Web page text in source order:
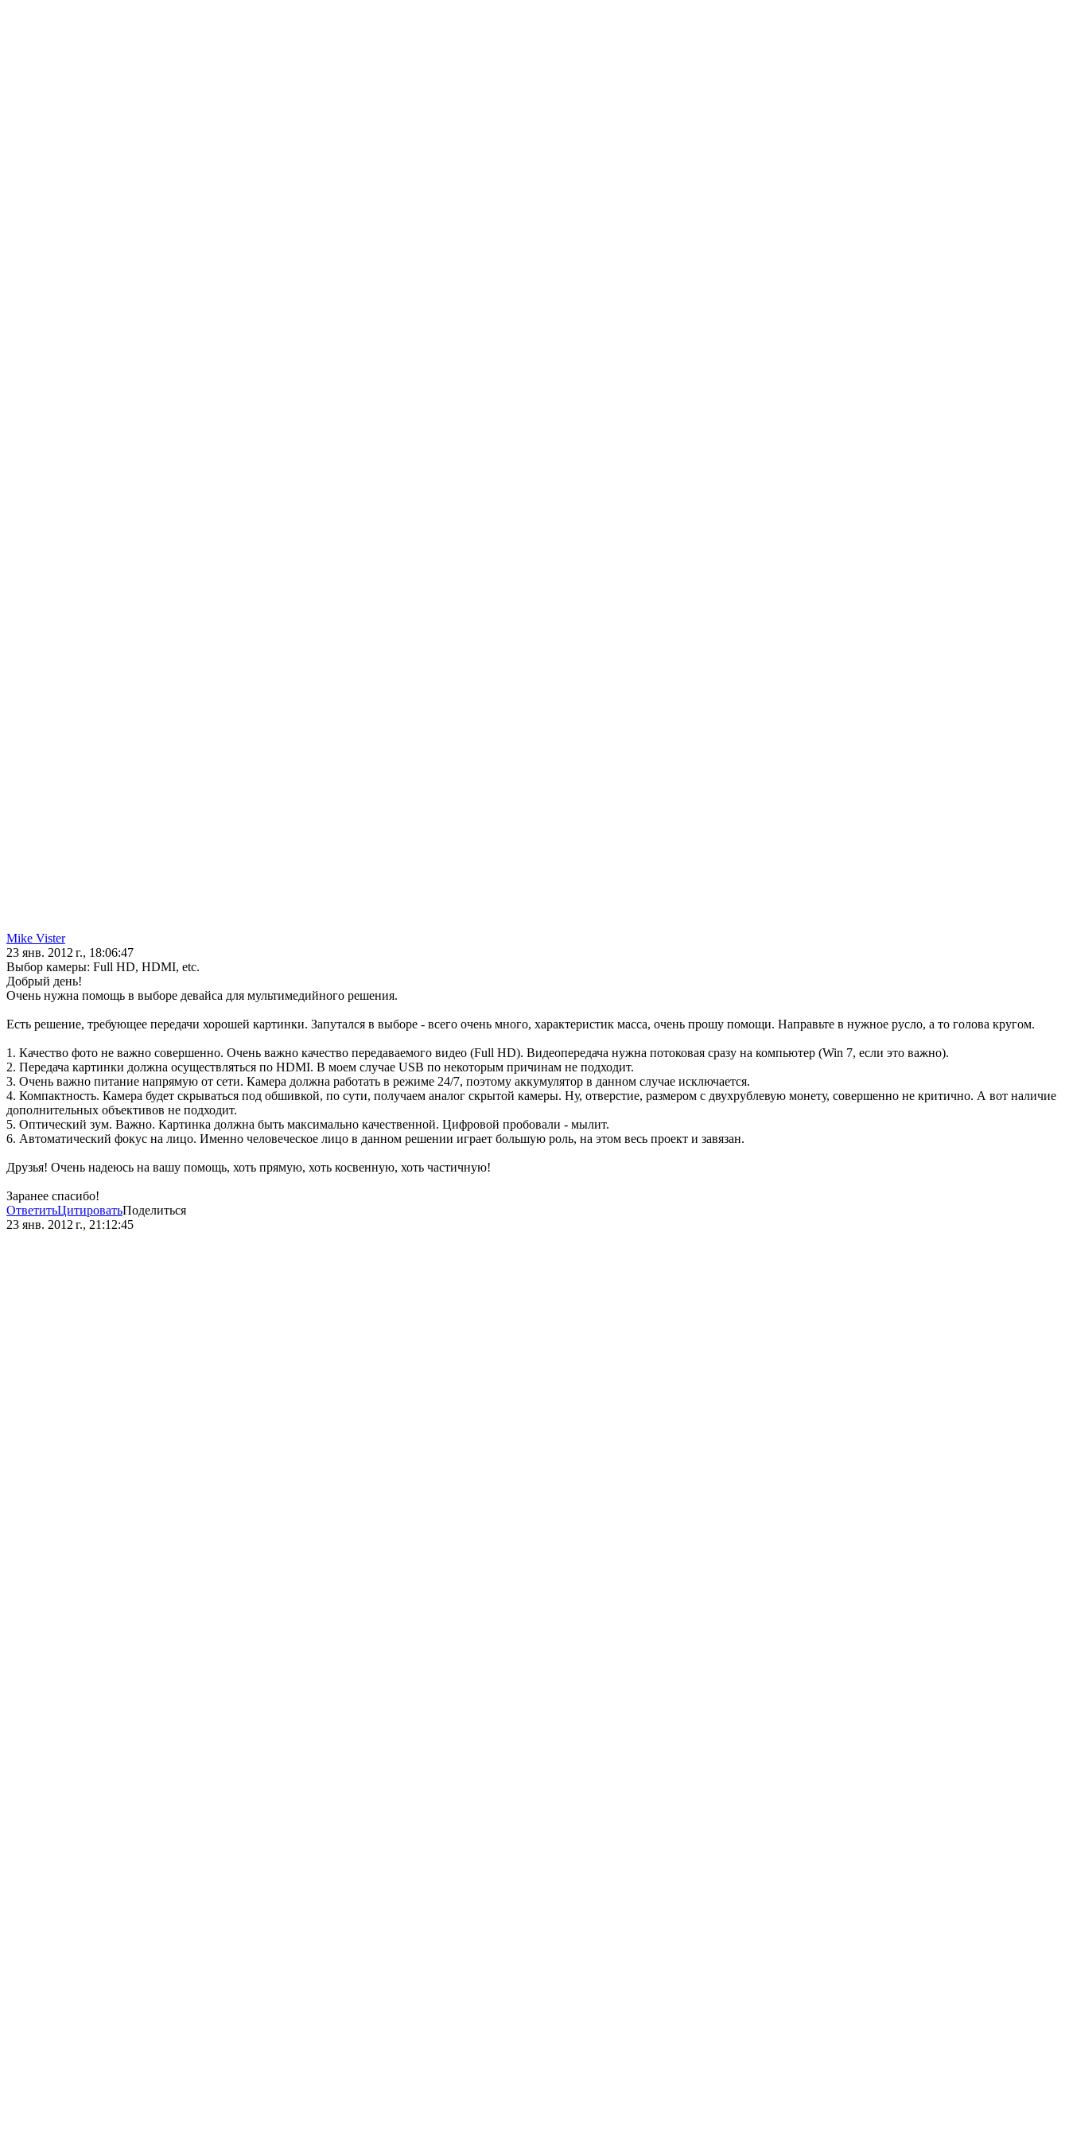
Mike Vister
23 янв. 2012 г., 18:06:47
Выбор камеры: Full HD, HDMI, etc.
Добрый день!
Очень нужна помощь в выборе девайса для мультимедийного решения.
Есть решение, требующее передачи хорошей картинки. Запутался в выборе - всего очень много, характеристик масса, очень прошу помощи. Направьте в нужное русло, а то голова кругом.
1. Качество фото не важно совершенно. Очень важно качество передаваемого видео (Full HD). Видеопередача нужна потоковая сразу на компьютер (Win 7, если это важно).
2. Передача картинки должна осуществляться по HDMI. В моем случае USB по некоторым причинам не подходит.
3. Очень важно питание напрямую от сети. Камера должна работать в режиме 24/7, поэтому аккумулятор в данном случае исключается.
4. Компактность. Камера будет скрываться под обшивкой, по сути, получаем аналог скрытой камеры. Ну, отверстие, размером с двухрублевую монету, совершенно не критично. А вот наличие
дополнительных объективов не подходит.
5. Оптический зум. Важно. Картинка должна быть максимально качественной. Цифровой пробовали - мылит.
6. Автоматический фокус на лицо. Именно человеческое лицо в данном решении играет большую роль, на этом весь проект и завязан.
Друзья! Очень надеюсь на вашу помощь, хоть прямую, хоть косвенную, хоть частичную!
Заранее спасибо!
ОтветитьЦитироватьПоделиться
23 янв. 2012 г., 21:12:45